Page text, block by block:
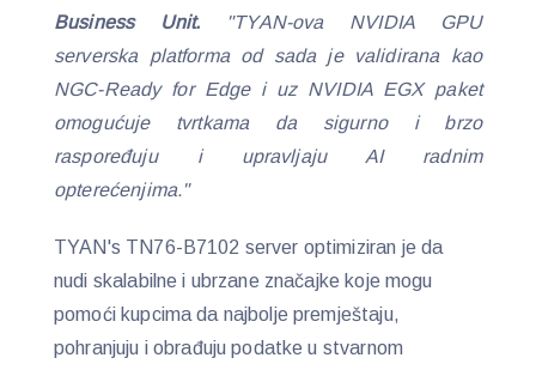
Business Unit. "TYAN-ova NVIDIA GPU
serverska platforma od sada je validirana kao
NGC-Ready for Edge i uz NVIDIA EGX paket
omogućuje tvrtkama da sigurno i brzo
raspoređuju i upravljaju AI radnim
opterećenjima."
TYAN's TN76-B7102 server optimiziran je da
nudi skalabilne i ubrzane značajke koje mogu
pomoći kupcima da najbolje premještaju,
pohranjuju i obrađuju podatke u stvarnom